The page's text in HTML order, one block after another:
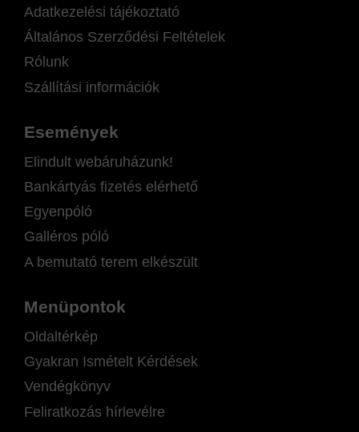
Adatkezelési tájékoztató
Általános Szerződési Feltételek
Rólunk
Szállítási információk
Események
Elindult webáruházunk!
Bankártyás fizetés elérhető
Egyenpóló
Galléros póló
A bemutató terem elkészült
Menüpontok
Oldaltérkép
Gyakran Ismételt Kérdések
Vendégkönyv
Feliratkozás hírlevélre